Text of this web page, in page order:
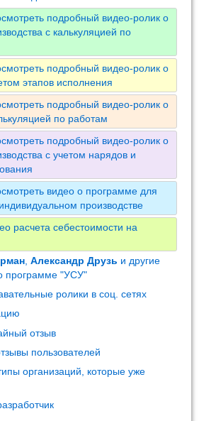
подробный видео-ролик о
с калькуляцией по
подробный видео-ролик о
этапов исполнения
подробный видео-ролик о
по работам
подробный видео-ролик о
с учетом нарядов и
видео о программе для
производстве
расчета себестоимости на
,Александр Друзь и другие
программе "УСУ"
ролики в соц. сетях
отзыв
пользователей
организаций, которые уже